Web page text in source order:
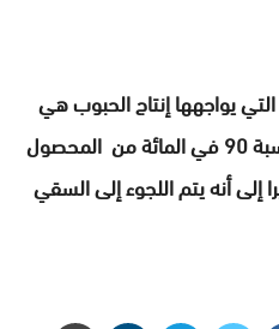
يواجهها إنتاج الحبوب هي
“إشكالية السقي” حيث تأتي نسبة 90 في المائة من المحصول
أنه يتم اللجوء إلى السقي